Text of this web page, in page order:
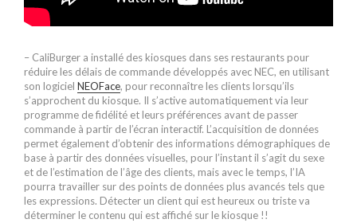
– CaliBurger a installé des kiosques dans ses restaurants pour
réduire les délais de commande développés avec NEC, en utilisant
son logiciel NEOFace, pour reconnaître les clients lorsqu’ils
s’approchent du kiosque. Il s’active automatiquement via leur
programme de fidélité et leurs préférences avant de passer
commande à partir de l’écran interactif. L’acquisition de données
permet également d’obtenir des informations démographiques de
base à partir des données visuelles, pour l’instant il s’agit du sexe
et de l’estimation de l’âge des clients, mais avec le temps, l’IA
pourra travailler sur des points de données plus avancés tels que
les expressions. Détecter un client qui est heureux ou triste va
déterminer le contenu qui est affiché sur le kiosque !!